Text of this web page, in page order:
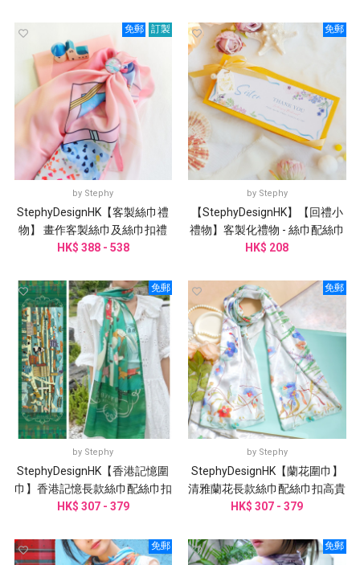
免郵 訂製
by Stephy
StephyDesignHK【客製絲巾禮
物】 畫作客製絲巾及絲巾扣禮
盒| 客製謝師禮物
HK$ 388 - 538
免郵
by Stephy
【StephyDesignHK】【回禮小
禮物】客製化禮物 - 絲巾配絲巾
扣 /婚禮伴手禮
HK$ 208
免郵
by Stephy
StephyDesignHK【香港記憶圍
巾】香港記憶長款絲巾配絲巾扣
高貴禮盒
HK$ 307 - 379
免郵
by Stephy
StephyDesignHK【蘭花圍巾】
清雅蘭花長款絲巾配絲巾扣高貴
禮盒
HK$ 307 - 379
免郵 免郵